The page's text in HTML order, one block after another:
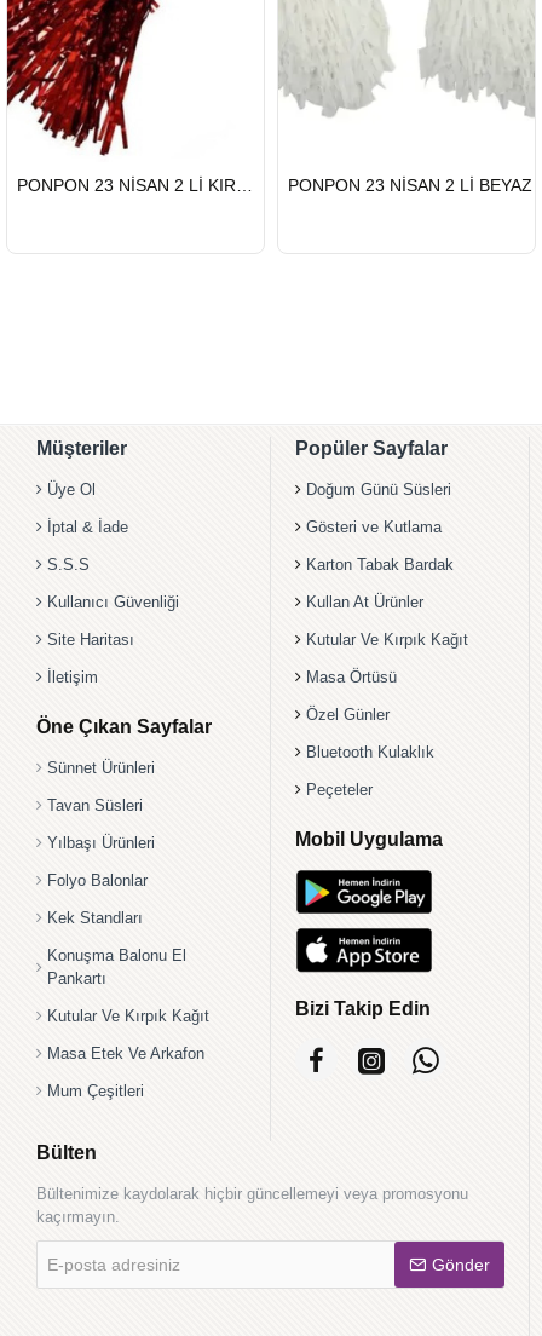
HIZLI
GÖNDERİ
PONPON 23 NİSAN 2 Lİ KIRMIZI
HIZLI
GÖNDERİ
PONPON 23 NİSAN 2 Lİ BEYAZ
Müşteriler
Üye Ol
İptal & İade
S.S.S
Kullanıcı Güvenliği
Site Haritası
İletişim
Öne Çıkan Sayfalar
Sünnet Ürünleri
Tavan Süsleri
Yılbaşı Ürünleri
Folyo Balonlar
Kek Standları
Konuşma Balonu El
Pankartı
Kutular Ve Kırpık Kağıt
Masa Etek Ve Arkafon
Mum Çeşitleri
Popüler Sayfalar
Doğum Günü Süsleri
Gösteri ve Kutlama
Karton Tabak Bardak
Kullan At Ürünler
Kutular Ve Kırpık Kağıt
Masa Örtüsü
Özel Günler
Bluetooth Kulaklık
Peçeteler
Mobil Uygulama
Bizi Takip Edin
Bülten
Bültenimize kaydolarak hiçbir güncellemeyi veya promosyonu
kaçırmayın.
posta
adresiniz
Gönder